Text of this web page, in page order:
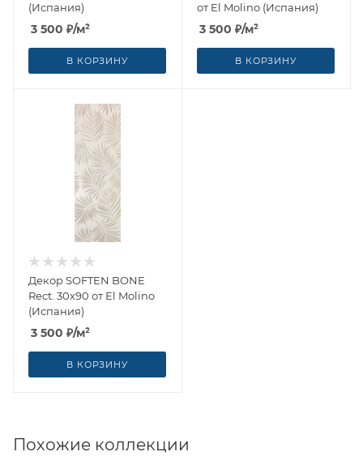
(Испания)
3 500 ₽/м²
В КОРЗИНУ
от El Molino (Испания)
3 500 ₽/м²
В КОРЗИНУ
Декор SOFTEN BONE
Rect. 30x90 от El Molino
(Испания)
3 500 ₽/м²
В КОРЗИНУ
Похожие коллекции